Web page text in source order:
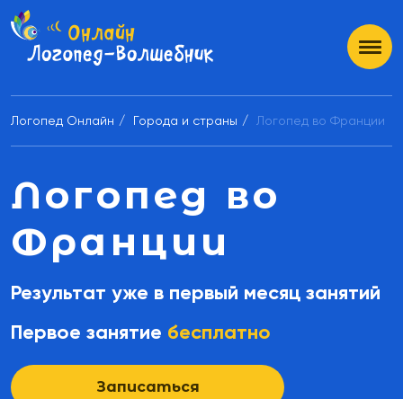
Логопед Онлайн Города и страны Логопед во Франции
Логопед во
Франции
Результат уже в первый месяц занятий
Первое занятие бесплатно
Записаться